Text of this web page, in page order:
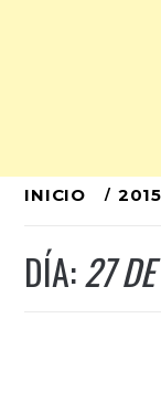
Ir
contenido
INICIO 2015
DÍA:27